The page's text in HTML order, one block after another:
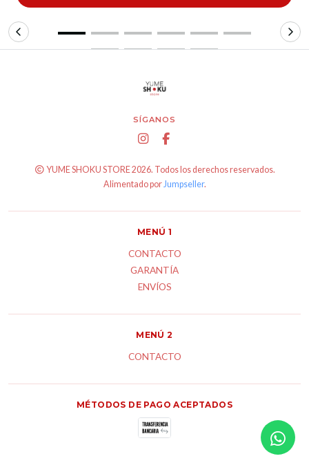
SÍGANOS
YUME SHOKU STORE 2026. Todos los derechos reservados.
Alimentado por Jumpseller.
MENÚ 1
CONTACTO
GARANTÍA
ENVÍOS
MENÚ 2
CONTACTO
MÉTODOS DE PAGO ACEPTADOS